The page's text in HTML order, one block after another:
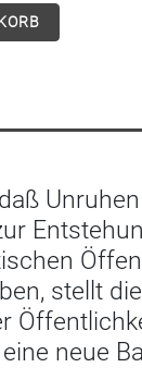
stellt
neue